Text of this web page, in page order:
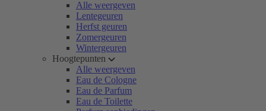
Alle weergeven
Lentegeuren
Herfst geuren
Zomergeuren
Wintergeuren
Hoogtepunten
Alle weergeven
Eau de Cologne
Eau de Parfum
Eau de Toilette